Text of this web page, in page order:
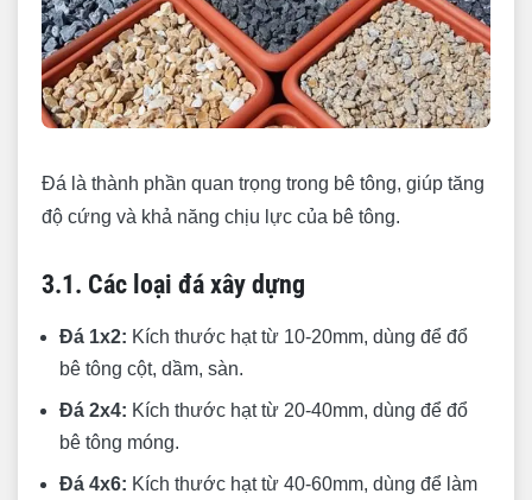
Đá là thành phần quan trọng trong bê tông, giúp tăng
độ cứng và khả năng chịu lực của bê tông.
3.1. Các loại đá xây dựng
Đá 1x2: Kích thước hạt từ 10-20mm, dùng để đổ
bê tông cột, dầm, sàn.
Đá 2x4: Kích thước hạt từ 20-40mm, dùng để đổ
bê tông móng.
Đá 4x6: Kích thước hạt từ 40-60mm, dùng để làm